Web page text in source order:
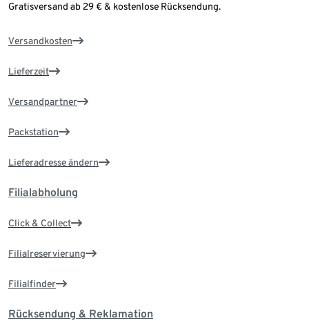
Gratisversand ab 29 € & kostenlose Rücksendung.
Versandkosten
Lieferzeit
Versandpartner
Packstation
Lieferadresse ändern
Filialabholung
Click & Collect
Filialreservierung
Filialfinder
Rücksendung & Reklamation